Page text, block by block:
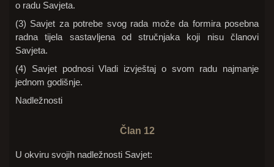
o radu Savjeta.
(3) Savjet za potrebe svog rada može da formira posebna
radna tijela sastavljena od stručnjaka koji nisu članovi
Savjeta.
(4) Savjet podnosi Vladi izvještaj o svom radu najmanje
jednom godišnje.
Nadležnosti
Član 12
U okviru svojih nadležnosti Savjet: